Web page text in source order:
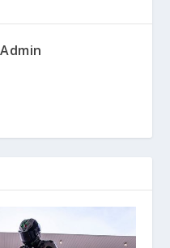
Admin